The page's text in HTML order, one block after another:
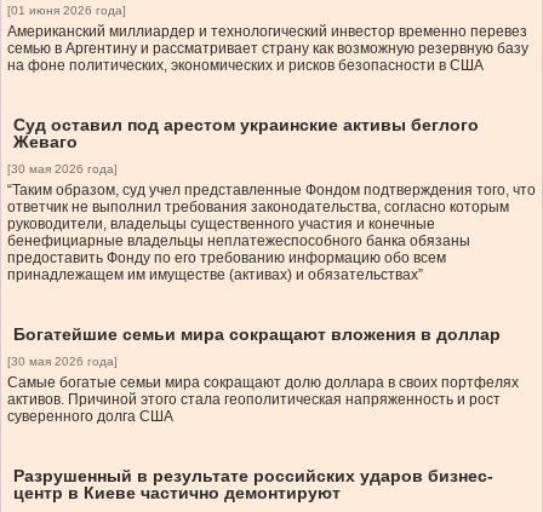
[01 июня 2026 года]
Американский миллиардер и технологический инвестор временно перевез
семью в Аргентину и рассматривает страну как возможную резервную базу
на фоне политических, экономических и рисков безопасности в США
Суд оставил под арестом украинские активы беглого
Жеваго
[30 мая 2026 года]
“Таким образом, суд учел представленные Фондом подтверждения того, что
ответчик не выполнил требования законодательства, согласно которым
руководители, владельцы существенного участия и конечные
бенефициарные владельцы неплатежеспособного банка обязаны
предоставить Фонду по его требованию информацию обо всем
принадлежащем им имуществе (активах) и обязательствах”
Богатейшие семьи мира сокращают вложения в доллар
[30 мая 2026 года]
Самые богатые семьи мира сокращают долю доллара в своих портфелях
активов. Причиной этого стала геополитическая напряженность и рост
суверенного долга США
Разрушенный в результате российских ударов бизнес-
центр в Киеве частично демонтируют